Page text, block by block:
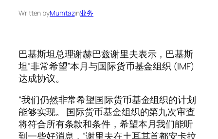
Written byMumtazin业务
巴基斯坦总理谢赫巴兹谢里夫表示，巴基斯
坦“非常希望”本月与国际货币基金组织 (IMF)
达成协议。
“我们仍然非常希望国际货币基金组织的计划
能够实现。 国际货币基金组织的第九次审查
将符合所有条款和条件，希望本月我们能听
到一些好消息，”谢里夫在土耳其首都安卡拉